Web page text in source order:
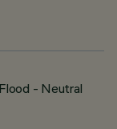
- Neutral